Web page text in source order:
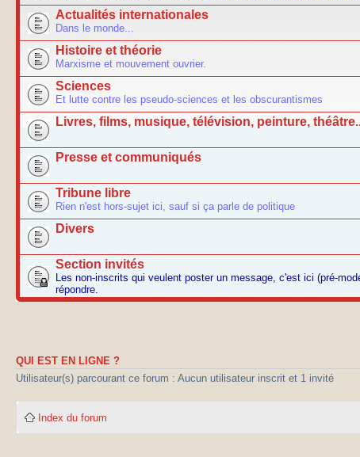
Actualités internationales
Dans le monde...
Histoire et théorie
Marxisme et mouvement ouvrier.
Sciences
Et lutte contre les pseudo-sciences et les obscurantismes
Livres, films, musique, télévision, peinture,
Presse et communiqués
Tribune libre
Rien n'est hors-sujet ici, sauf si ça parle de politique
Divers
Section invités
Les non-inscrits qui veulent poster un message, c'est ici (pré-
répondre.
QUI EST EN LIGNE ?
Utilisateur(s) parcourant ce forum : Aucun utilisateur inscrit et 1 invité
Index du forum